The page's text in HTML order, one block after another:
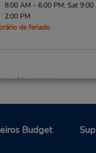
8:00 AM - 6:00 PM; Sat 9:00
2:00 PM
de feriado
Horário de funcionamento:
9:00 AM - 2:00 PM
Budget